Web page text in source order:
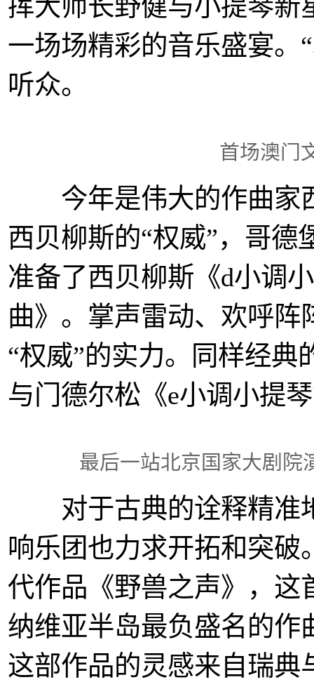
挥大师长野健与小提琴新
一场场精彩的音乐盛宴。
听众。
首场澳门
今年是伟大的作曲家
西贝柳斯的“权威”，哥
准备了西贝柳斯《d小调
曲》。掌声雷动、欢呼
“权威”的实力。同样经
与门德尔松《e小调小提
最后一站北京国家大剧院
对于古典的诠释精准
响乐团也力求开拓和突破
代作品《野兽之声》，这
纳维亚半岛最负盛名的作
这部作品的灵感来自瑞典